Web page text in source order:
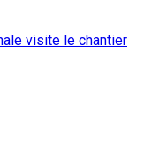
visite le chantier